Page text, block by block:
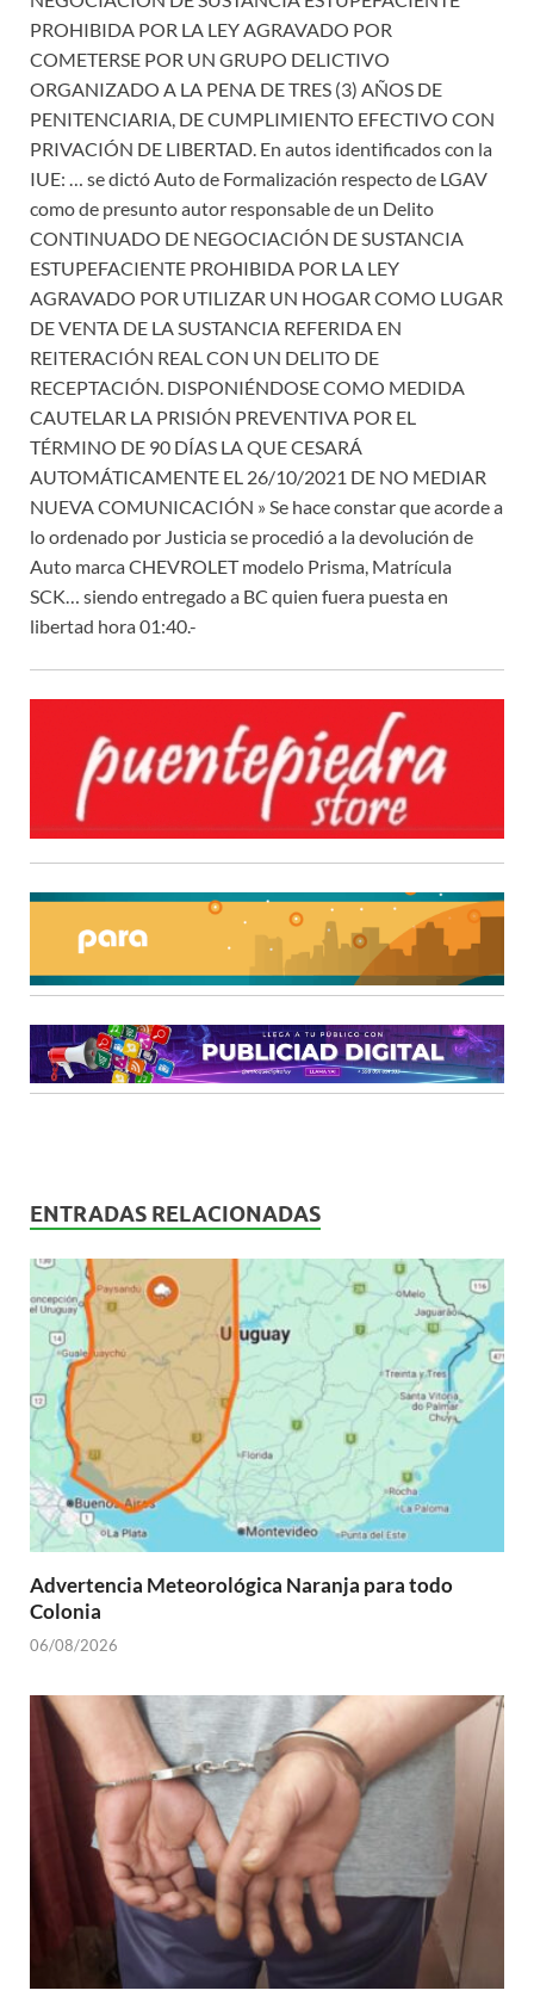
PROHIBIDA POR LA LEY AGRAVADO POR
COMETERSE POR UN GRUPO DELICTIVO
ORGANIZADO A LA PENA DE TRES (3) AÑOS DE
PENITENCIARIA, DE CUMPLIMIENTO EFECTIVO CON
PRIVACIÓN DE LIBERTAD. En autos identificados con la
IUE: … se dictó Auto de Formalización respecto de LGAV
como de presunto autor responsable de un Delito
CONTINUADO DE NEGOCIACIÓN DE SUSTANCIA
ESTUPEFACIENTE PROHIBIDA POR LA LEY
AGRAVADO POR UTILIZAR UN HOGAR COMO LUGAR
DE VENTA DE LA SUSTANCIA REFERIDA EN
REITERACIÓN REAL CON UN DELITO DE
RECEPTACIÓN. DISPONIÉNDOSE COMO MEDIDA
CAUTELAR LA PRISIÓN PREVENTIVA POR EL
TÉRMINO DE 90 DÍAS LA QUE CESARÁ
AUTOMÁTICAMENTE EL 26/10/2021 DE NO MEDIAR
NUEVA COMUNICACIÓN » Se hace constar que acorde a
lo ordenado por Justicia se procedió a la devolución de
Auto marca CHEVROLET modelo Prisma, Matrícula
SCK… siendo entregado a BC quien fuera puesta en
libertad hora 01:40.-
ENTRADAS RELACIONADAS
Advertencia Meteorológica Naranja para todo
Colonia
06/08/2026